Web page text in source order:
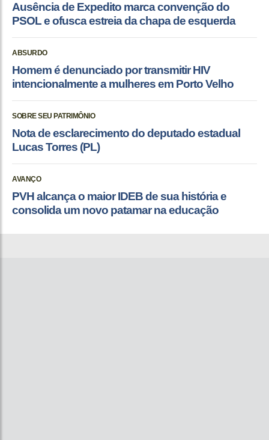
Ausência de Expedito marca convenção do
PSOL e ofusca estreia da chapa de esquerda
ABSURDO
Homem é denunciado por transmitir HIV
intencionalmente a mulheres em Porto Velho
SOBRE SEU PATRIMÔNIO
Nota de esclarecimento do deputado estadual
Lucas Torres (PL)
AVANÇO
PVH alcança o maior IDEB de sua história e
consolida um novo patamar na educação